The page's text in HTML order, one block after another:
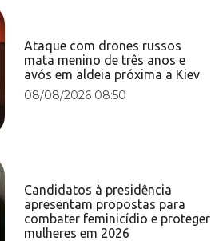
Ataque com drones russos
mata menino de três anos e
avós em aldeia próxima a Kiev
08/08/2026 08:50
Candidatos à presidência
apresentam propostas para
combater feminicídio e proteger
mulheres em 2026